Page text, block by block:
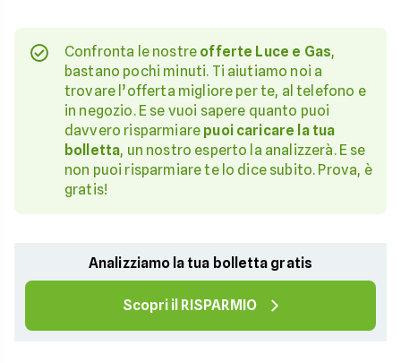
Confronta le nostre offerte Luce e Gas,
bastano pochi minuti. Ti aiutiamo noi a
trovare l’offerta migliore per te, al telefono e
in negozio. E se vuoi sapere quanto puoi
davvero risparmiare puoi caricare la tua
bolletta, un nostro esperto la analizzerà. E se
non puoi risparmiare te lo dice subito. Prova, è
gratis!
Analizziamo la tua bolletta gratis
Scopri il RISPARMIO